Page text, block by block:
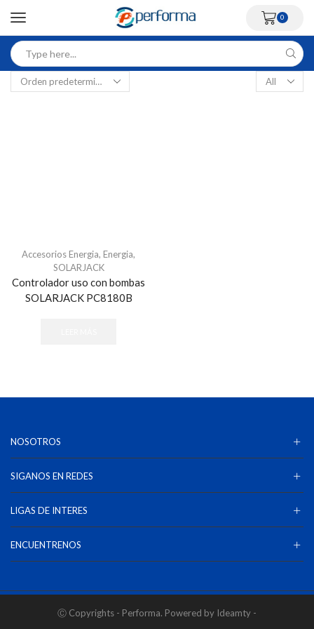
0
Accesorios Energia, Energia,
SOLARJACK
Controlador uso con bombas
SOLARJACK PC8180B
NOSOTROS
SIGANOS EN REDES
LIGAS DE INTERES
ENCUENTRENOS
Ⓒ Copyrights - Performa. Powered by Ideamty -